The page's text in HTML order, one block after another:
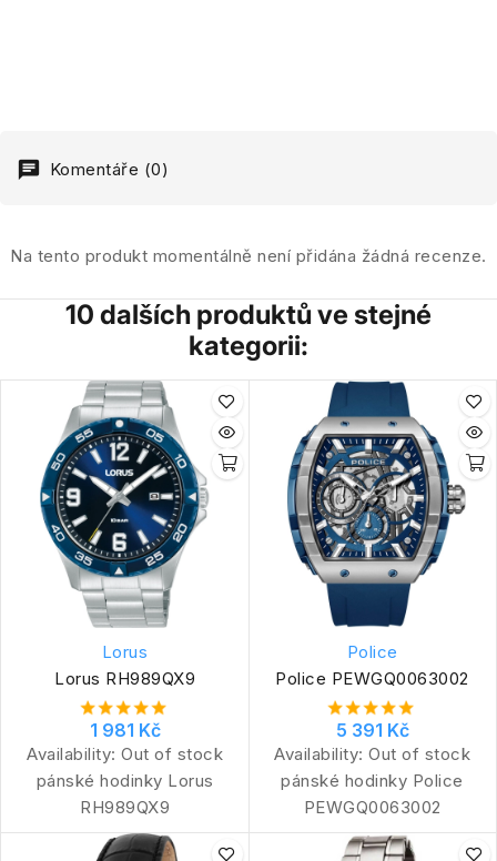
Komentáře (0)
Na tento produkt momentálně není přidána žádná recenze.
10 dalších produktů ve stejné
kategorii:
Lorus
Lorus RH989QX9
1 981 Kč
Availability: Out of stock
pánské hodinky Lorus
RH989QX9
Police
Police PEWGQ0063002
5 391 Kč
Availability: Out of stock
pánské hodinky Police
PEWGQ0063002